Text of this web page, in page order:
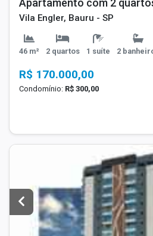
Apartamento com 2
Vila Engler, Bauru - SP
46 m² 2 quartos 1 suíte 2
R$ 170.000,00
Condomínio: R$ 300,00